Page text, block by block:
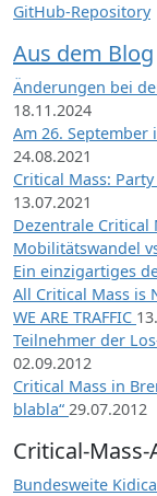
GitHub-Repository
Aus dem Blog
Änderungen bei
18.11.2024
Am 26.
24.08.2021
Critical Mass:
13.07.2021
Dezentrale Critical
Mobilitätswandel
Ein einzigartiges
All Critical Mass is
WE ARE TRAFFIC
Teilnehmer der
02.09.2012
Critical Mass in
blabla“ 29.07.2012
Critical-
Bundesweite